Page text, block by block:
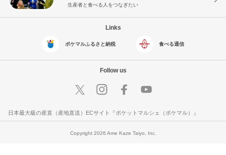
生産者と食べる人をつなぎたい
Links
ポケマルふるさと納税 食べる通信
Follow us
日本最大級の産直（産地直送）ECサイト『ポケットマルシェ（ポケマル）』
Copyright 2026 Ame Kaze Taiyo, Inc.